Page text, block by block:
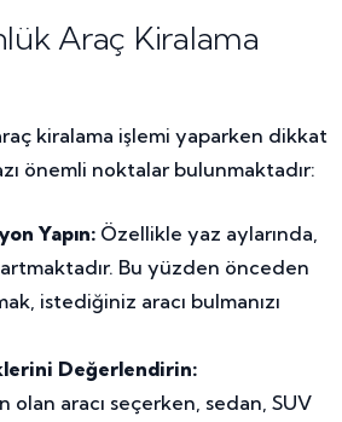
Araç Kiralama
kiralama işlemi yaparken dikkat
önemli noktalar bulunmaktadır:
Yapın: Özellikle yaz aylarında,
Bu yüzden önceden
istediğiniz aracı bulmanızı
Değerlendirin:
olan aracı seçerken, sedan, SUV